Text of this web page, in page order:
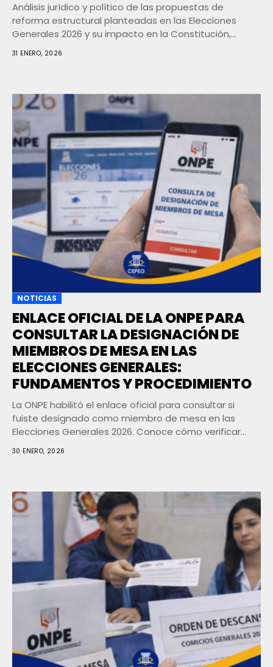
Análisis jurídico y político de las propuestas de
reforma estructural planteadas en las Elecciones
Generales 2026 y su impacto en la Constitución,
31 ENERO, 2026
NOTICIAS
ENLACE OFICIAL DE LA ONPE PARA
CONSULTAR LA DESIGNACIÓN DE
MIEMBROS DE MESA EN LAS
ELECCIONES GENERALES:
FUNDAMENTOS Y PROCEDIMIENTO
La ONPE habilitó el enlace oficial para consultar si
fuiste designado como miembro de mesa en las
Elecciones Generales 2026. Conoce cómo verificar...
30 ENERO, 2026